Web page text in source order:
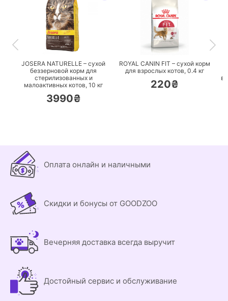
ПЕРЕЙТИ
JOSERA NATURELLE – сухой
беззерновой корм для
стерилизованных и
малоактивных котов, 10 кг
3990₴
ПЕРЕЙТИ
ROYAL CANIN FIT – сухой корм
для взрослых котов, 0.4 кг
220₴
Оплата онлайн и наличными
Скидки и бонусы от GOODZOO
Вечерняя доставка всегда выручит
Достойный сервис и обслуживание